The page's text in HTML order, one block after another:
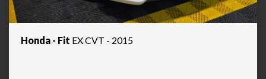
Honda - Fit EX CVT - 2015